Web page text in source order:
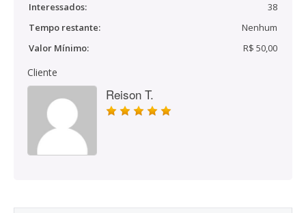
Interessados:
38
Tempo restante:
Nenhum
Valor Mínimo:
R$ 50,00
Cliente
Reison T.